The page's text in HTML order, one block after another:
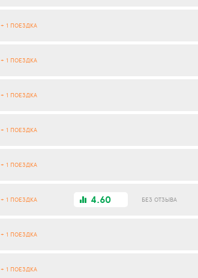
+ 1 ПОЕЗДКА
+ 1 ПОЕЗДКА
+ 1 ПОЕЗДКА
+ 1 ПОЕЗДКА
+ 1 ПОЕЗДКА
+ 1 ПОЕЗДКА 4.60 БЕЗ ОТЗЫВА
+ 1 ПОЕЗДКА
+ 1 ПОЕЗДКА